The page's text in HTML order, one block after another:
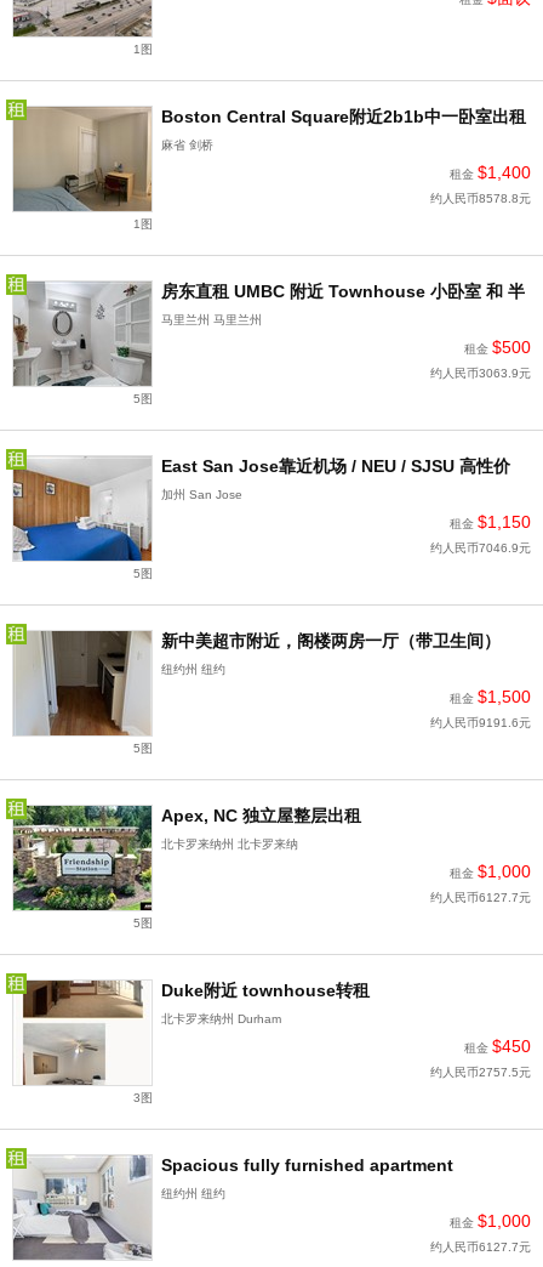
1图
1图
Boston Central Square附近2b1b中一卧室出租
麻省 剑桥
租金 $1,400
约人民币8578.8元
5图
房东直租 UMBC 附近 Townhouse 小卧室 和 半
马里兰州 马里兰州
租金 $500
约人民币3063.9元
5图
East San Jose靠近机场 / NEU / SJSU 高性价
加州 San Jose
租金 $1,150
约人民币7046.9元
5图
新中美超市附近，阁楼两房一厅（带卫生间）
纽约州 纽约
租金 $1,500
约人民币9191.6元
5图
Apex, NC 独立屋整层出租
北卡罗来纳州 北卡罗来纳
租金 $1,000
约人民币6127.7元
3图
Duke附近 townhouse转租
北卡罗来纳州 Durham
租金 $450
约人民币2757.5元
Spacious fully furnished apartment
纽约州 纽约
租金 $1,000
约人民币6127.7元